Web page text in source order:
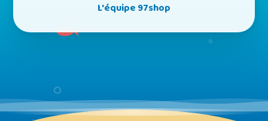
L'équipe 97shop